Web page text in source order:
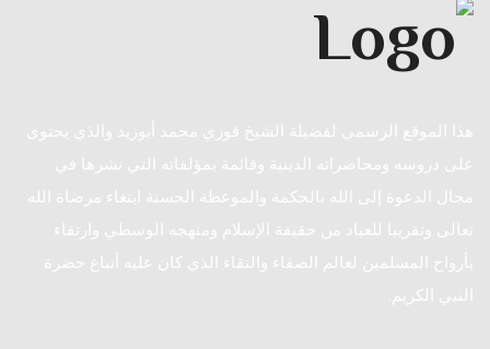
هذا الموقع الرسمي لفضيلة الشيخ فوزي محمد أبوزيد والذي يحتوى
على دروسه ومحاضراته الدينية وقائمة بمؤلفاته التي نشرها في
مجال الدعوة إلى الله بالحكمة والموعظة الحسنة ابتغاء مرضاة الله
تعالى وتقريبا للعباد من حقيقة الإسلام ومنهجه الوسطي وارتقاء
بأرواح المسلمين لعالم الصفاء والنقاء الذي كان عليه أتباع حضرة
النبي الكريم.